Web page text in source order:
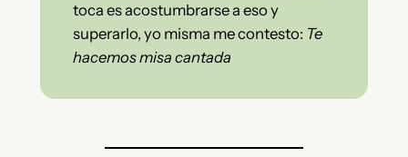
toca es acostumbrarse a eso y
superarlo, yo misma me contesto: Te
hacemos misa cantada